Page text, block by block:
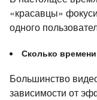
«красавцы»
одного
Сколько
Большинство
зависимости от